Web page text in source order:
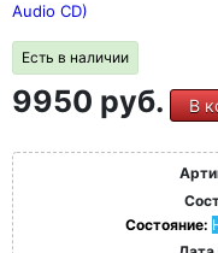
Audio CD)
Есть в наличии
9950 руб. В
Состояние: